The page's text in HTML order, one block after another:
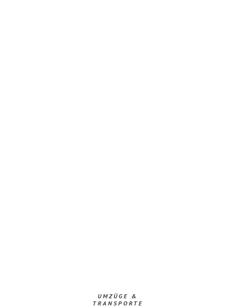
UMZÜGE &
TRANSPORTE